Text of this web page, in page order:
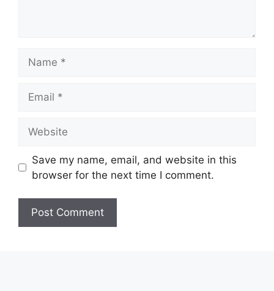
Save my name, email, and website in this
browser for the next time I comment.